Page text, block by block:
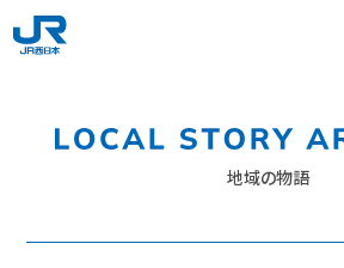
地域の物語